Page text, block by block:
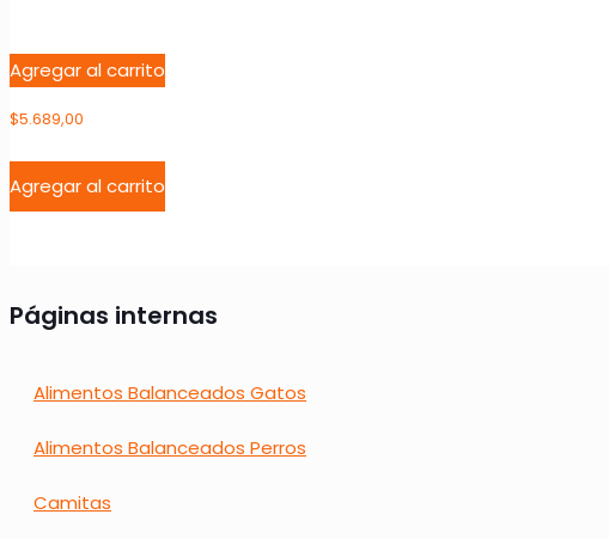
Agregar al carrito
$5.689,00
Agregar al carrito
Páginas internas
Alimentos Balanceados Gatos
Alimentos Balanceados Perros
Camitas